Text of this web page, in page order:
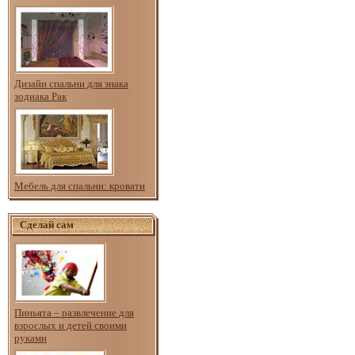
Дизайн спальни для знака
зодиака Рак
Мебель для спальни: кровати
Сделай сам
Пиньята – развлечение для
взрослых и детей своими
руками